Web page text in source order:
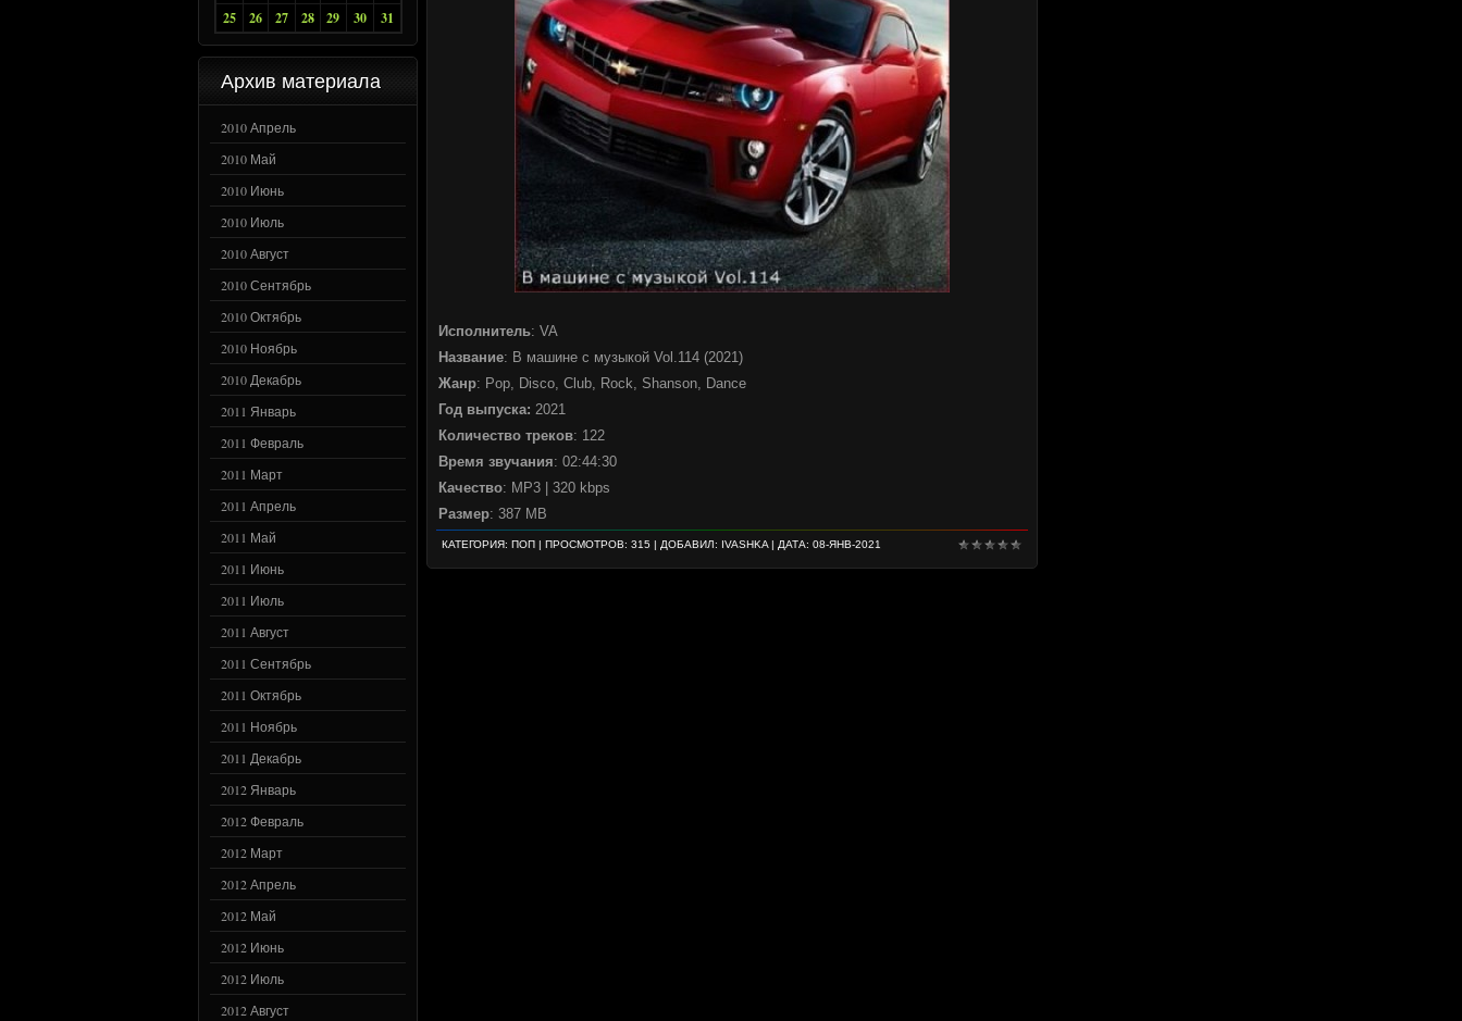
25
26 27 28 29 30 31
Архив материала
2010 Апрель
2010 Май
2010 Июнь
2010 Июль
2010 Август
2010 Сентябрь
2010 Октябрь
2010 Ноябрь
2010 Декабрь
2011 Январь
2011 Февраль
2011 Март
2011 Апрель
2011 Май
2011 Июнь
2011 Июль
2011 Август
2011 Сентябрь
2011 Октябрь
2011 Ноябрь
2011 Декабрь
2012 Январь
2012 Февраль
2012 Март
2012 Апрель
2012 Май
2012 Июнь
2012 Июль
2012 Август
Исполнитель: VA
Название: В машине с музыкой Vol.114 (2021)
Жанр: Pop, Disco, Club, Rock, Shanson, Dance
Год выпуска: 2021
Количество треков: 122
Время звучания: 02:44:30
Качество: MP3 | 320 kbps
Размер: 387 MB
КАТЕГОРИЯ: ПОП | ПРОСМОТРОВ: 315 | ДОБАВИЛ: IVASHKA| ДАТА: 08-ЯНВ-2021